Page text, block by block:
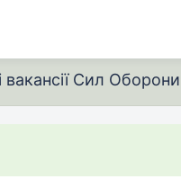
вакансії Сил Оборони